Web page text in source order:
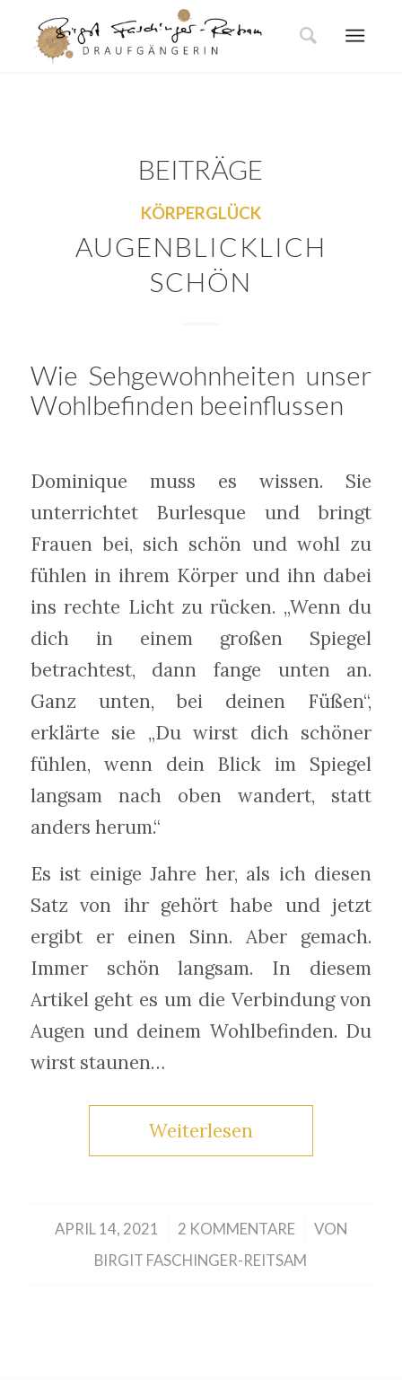
BEITRÄGE
KÖRPERGLÜCK
AUGENBLICKLICH
SCHÖN
Wie Sehgewohnheiten unser
Wohlbefinden beeinflussen
Dominique muss es wissen. Sie
unterrichtet Burlesque und bringt
Frauen bei, sich schön und wohl zu
fühlen in ihrem Körper und ihn dabei
ins rechte Licht zu rücken. „Wenn du
dich in einem großen Spiegel
betrachtest, dann fange unten an.
Ganz unten, bei deinen Füßen“,
erklärte sie „Du wirst dich schöner
fühlen, wenn dein Blick im Spiegel
langsam nach oben wandert, statt
anders herum.“
Es ist einige Jahre her, als ich diesen
Satz von ihr gehört habe und jetzt
ergibt er einen Sinn. Aber gemach.
Immer schön langsam. In diesem
Artikel geht es um die Verbindung von
Augen und deinem Wohlbefinden. Du
wirst staunen…
Weiterlesen
APRIL 14, 2021
/ 2 KOMMENTARE
/
VON
BIRGIT FASCHINGER-REITSAM